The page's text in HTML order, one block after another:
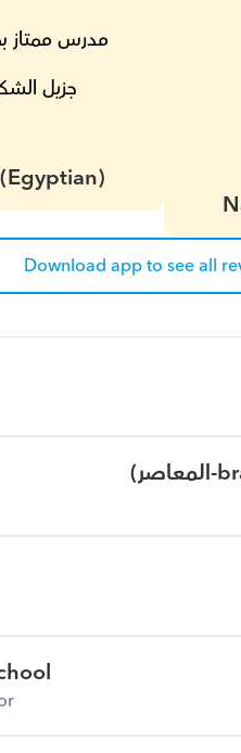
مدرس ممتاز
جزيل
Download app to see all